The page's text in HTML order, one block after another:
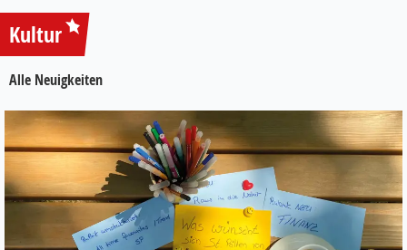
Kultur
Alle Neuigkeiten